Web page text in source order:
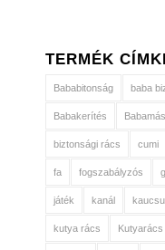
TERMÉK
Bababitonság baba
Babakerítés
biztonsági rács cumi
fa fogszabályzós
játék kanál
kutya rács Kutyarács